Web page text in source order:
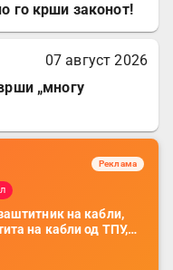
го крши законот!
07 август 2026
„многу
Реклама
на кабли,
на кабли од ТПУ,
на кабли, без
телефони, комплет